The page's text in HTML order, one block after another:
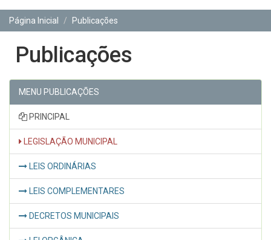
Página Inicial
Publicações
Publicações
MENU PUBLICAÇÕES
PRINCIPAL
LEGISLAÇÃO MUNICIPAL
LEIS ORDINÁRIAS
LEIS COMPLEMENTARES
DECRETOS MUNICIPAIS